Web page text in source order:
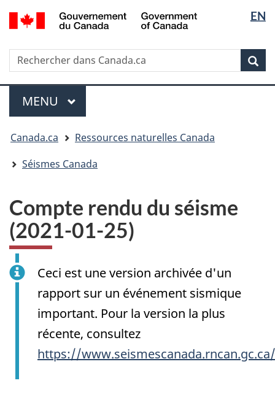
Passer
au
principal
Passer
à
sujet
du
gouvernement »
Passer
à
version
HTML
simplifiée
la
langue
EN
Rechercher
Rechercher
dans
Canada.ca
Menu
MENU PRINCIPAL
êtes
ici
Canada.ca
Ressources naturelles Canada
Séismes Canada
Compte rendu du séisme
(2021-01-25)
Ceci est une version archivée d'un
rapport sur un événement sismique
important. Pour la version la plus
récente, consultez
https://